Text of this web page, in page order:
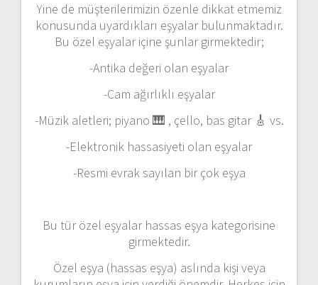
Yine de müşterilerimizin özenle dikkat etmemiz
konusunda uyardıkları eşyalar bulunmaktadır.
Bu özel eşyalar içine şunlar girmektedir;
-Antika değeri olan eşyalar
-Cam ağırlıklı eşyalar
-Müzik aletleri; piyano 🎹 , çello, bas gitar 🎸 vs.
-Elektronik hassasiyeti olan eşyalar
-Resmi evrak sayılan bir çok eşya
Bu tür özel eşyalar hassas eşya kategorisine
girmektedir.
Özel eşya (hassas eşya) aslında kişi veya